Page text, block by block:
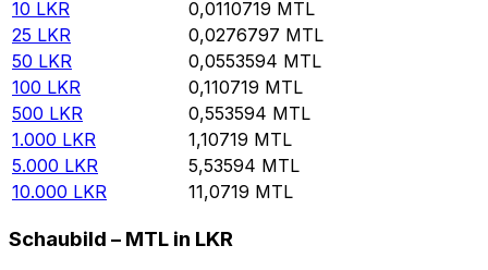
10 LKR 0,0110719 MTL
25 LKR 0,0276797 MTL
50 LKR 0,0553594 MTL
100 LKR 0,110719 MTL
500 LKR 0,553594 MTL
1.000 LKR 1,10719 MTL
5.000 LKR 5,53594 MTL
10.000 LKR 11,0719 MTL
Schaubild – MTL in LKR